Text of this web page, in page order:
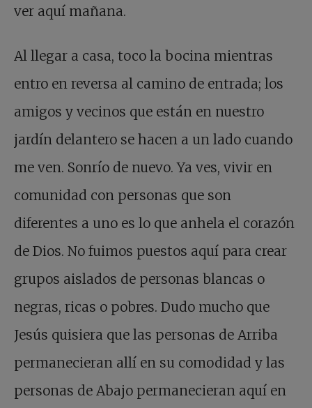
ver aquí mañana.
Al llegar a casa, toco la bocina mientras
entro en reversa al camino de entrada; los
amigos y vecinos que están en nuestro
jardín delantero se hacen a un lado cuando
me ven. Sonrío de nuevo. Ya ves, vivir en
comunidad con personas que son
diferentes a uno es lo que anhela el corazón
de Dios. No fuimos puestos aquí para crear
grupos aislados de personas blancas o
negras, ricas o pobres. Dudo mucho que
Jesús quisiera que las personas de Arriba
permanecieran allí en su comodidad y las
personas de Abajo permanecieran aquí en